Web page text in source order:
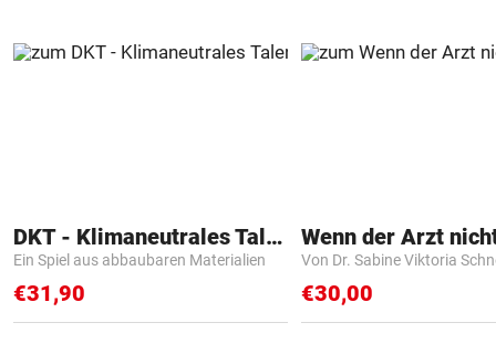
DKT - Klimaneutrales Talent
Ein Spiel aus abbaubaren Materialien
€31,90
Von Dr. Sabine Viktoria
€30,00